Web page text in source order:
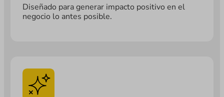
Diseñado para generar impacto positivo en el
negocio lo antes posible.